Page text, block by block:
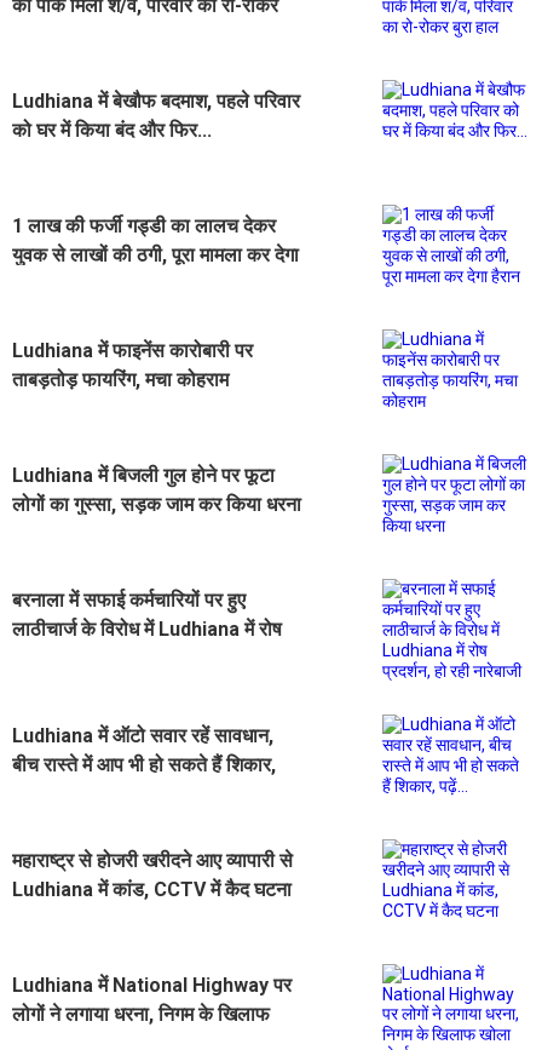
का पार्क मिला श/व, परिवार का रो-रोकर
Ludhiana में बेखौफ बदमाश, पहले परिवार
को घर में किया बंद और फिर...
1 लाख की फर्जी गड्डी का लालच देकर
युवक से लाखों की ठगी, पूरा मामला कर देगा
Ludhiana में फाइनेंस कारोबारी पर
ताबड़तोड़ फायरिंग, मचा कोहराम
Ludhiana में बिजली गुल होने पर फूटा
लोगों का गुस्सा, सड़क जाम कर किया धरना
बरनाला में सफाई कर्मचारियों पर हुए
लाठीचार्ज के विरोध में Ludhiana में रोष
Ludhiana में ऑटो सवार रहें सावधान,
बीच रास्ते में आप भी हो सकते हैं शिकार,
महाराष्ट्र से होजरी खरीदने आए व्यापारी से
Ludhiana में कांड, CCTV में कैद घटना
Ludhiana में National Highway पर
लोगों ने लगाया धरना, निगम के खिलाफ